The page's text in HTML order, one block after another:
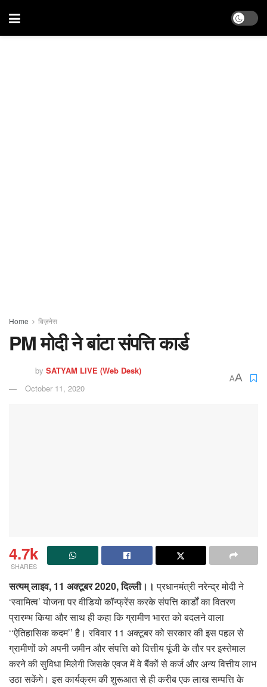
Home बिज़नेस
PM मोदी ने बांटा संपत्ति कार्ड
by SATYAM LIVE (Web Desk)
October 11, 2020
AA
4.7k
SHARES
सत्‍यम् लाइव, 11 अक्‍टूबर 2020, दिल्‍ली।। प्रधानमंत्री नरेन्द्र मोदी ने
‘स्वामित्व’ योजना पर वीडियो कॉन्फ्रेंस करके संपत्ति कार्डों का वितरण
प्रारम्‍भ किया और साथ ही कहा कि ग्रामीण भारत को बदलने वाला
‘‘ऐतिहासिक कदम’’ है। रविवार 11 अक्‍टूबर को सरकार की इस पहल से
ग्रामीणों को अपनी जमीन और संपत्ति को वित्तीय पूंजी के तौर पर इस्तेमाल
करने की सुविधा मिलेगी जिसके एवज में वे बैंकों से कर्ज और अन्य वित्तीय लाभ
उठा सकेंगे। इस कार्यक्रम की शुरूआत से ही करीब एक लाख सम्‍पत्ति के